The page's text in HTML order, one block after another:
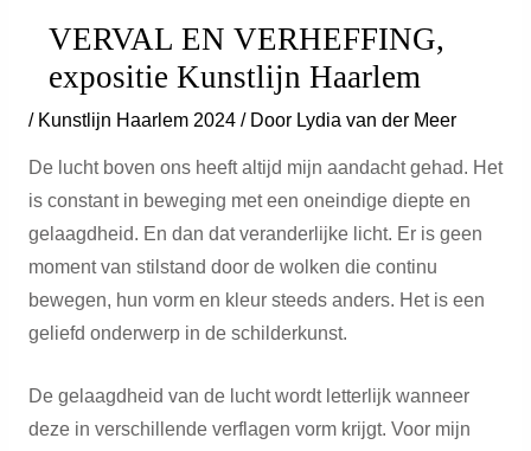
VERVAL EN VERHEFFING,
expositie Kunstlijn Haarlem
/ Kunstlijn Haarlem 2024/ Door Lydia van der Meer
De lucht boven ons heeft altijd mijn aandacht gehad. Het
is constant in beweging met een oneindige diepte en
gelaagdheid. En dan dat veranderlijke licht. Er is geen
moment van stilstand door de wolken die continu
bewegen, hun vorm en kleur steeds anders. Het is een
geliefd onderwerp in de schilderkunst.
De gelaagdheid van de lucht wordt letterlijk wanneer
deze in verschillende verflagen vorm krijgt. Voor mijn